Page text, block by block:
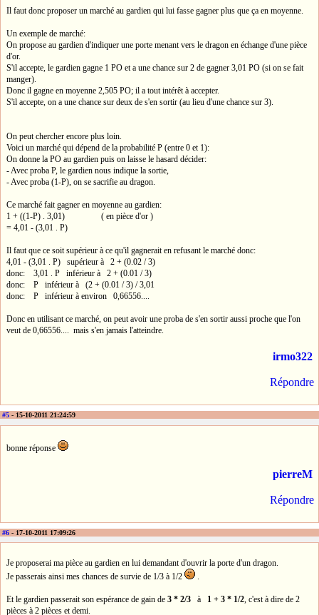
Il faut donc proposer un marché au gardien qui lui fasse gagner plus que ça en moyenne.
Un exemple de marché:
On propose au gardien d'indiquer une porte menant vers le dragon en échange d'une pièce
d'or.
S'il accepte, le gardien gagne 1 PO et a une chance sur 2 de gagner 3,01 PO (si on se fait
manger).
Donc il gagne en moyenne 2,505 PO; il a tout intérêt à accepter.
S'il accepte, on a une chance sur deux de s'en sortir (au lieu d'une chance sur 3).
On peut chercher encore plus loin.
Voici un marché qui dépend de la probabilité P (entre 0 et 1):
On donne la PO au gardien puis on laisse le hasard décider:
- Avec proba P, le gardien nous indique la sortie,
- Avec proba (1-P), on se sacrifie au dragon.
Ce marché fait gagner en moyenne au gardien:
1 + ((1-P) . 3,01) ( en pièce d'or )
= 4,01 - (3,01 . P)
Il faut que ce soit supérieur à ce qu'il gagnerait en refusant le marché donc:
4,01 - (3,01 . P) supérieur à 2 + (0.02 / 3)
donc: 3,01 . P inférieur à 2 + (0.01 / 3)
donc: P inférieur à (2 + (0.01 / 3) / 3,01
donc: P inférieur à environ 0,66556....
Donc en utilisant ce marché, on peut avoir une proba de s'en sortir aussi proche que l'on
veut de 0,66556.... mais s'en jamais l'atteindre.
irmo322
Répondre
#5 - 15-10-2011 21:24:59
bonne réponse
pierreM
Répondre
#6 - 17-10-2011 17:09:26
Je proposerai ma pièce au gardien en lui demandant d'ouvrir la porte d'un dragon.
Je passerais ainsi mes chances de survie de 1/3 à 1/2
.
Et le gardien passerait son espérance de gain de 3 * 2/3 à 1 + 3 * 1/2, c'est à dire de 2
pièces à 2 pièces et demi.